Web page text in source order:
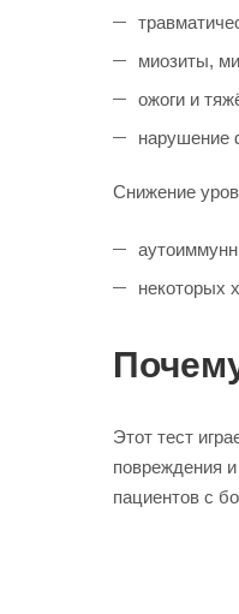
миозиты,
ожоги и
нарушение
Снижение
некоторых
Этот тест
повреждения
пациентов с